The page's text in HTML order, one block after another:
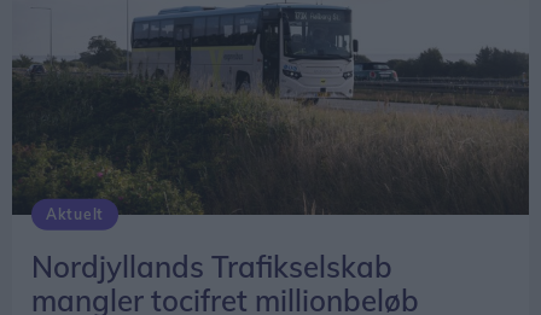
Aktuelt
Nordjyllands Trafikselskab
mangler tocifret millionbeløb